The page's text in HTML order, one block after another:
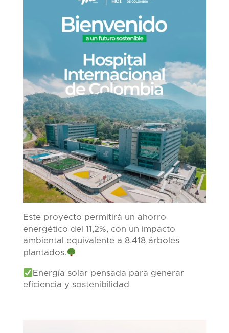
Este proyecto permitirá un ahorro
energético del 11,2%, con un impacto
ambiental equivalente a 8.418 árboles
plantados.
Energía solar pensada para generar
eficiencia y sostenibilidad